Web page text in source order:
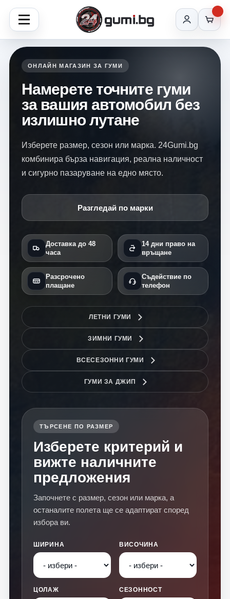
ОНЛАЙН МАГАЗИН ЗА ГУМИ
Намерете точните гуми
за вашия автомобил без
излишно лутане
Изберете размер, сезон или марка. 24Gumi.bg
комбинира бърза навигация, реална наличност
и сигурно пазаруване на едно място.
Разгледай по марки
Доставка до 48
часа
14 дни право на
връщане
Разсрочено
плащане
Съдействие по
телефон
ЛЕТНИ ГУМИ
ЗИМНИ ГУМИ
ВСЕСЕЗОННИ ГУМИ
ГУМИ ЗА ДЖИП
ТЪРСЕНЕ ПО РАЗМЕР
Изберете критерий и
вижте наличните
предложения
Започнете с размер, сезон или марка, а
останалите полета ще се адаптират според
избора ви.
ШИРИНА ВИСОЧИНА
ЦОЛАЖ СЕЗОННОСТ